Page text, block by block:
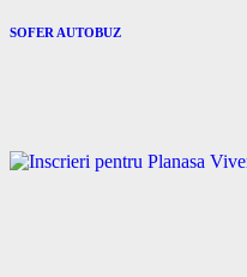
SOFER AUTOBUZ